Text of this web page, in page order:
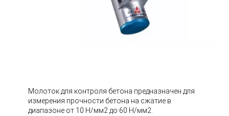
Молоток для контроля бетона предназначен для
измерения прочности бетона на сжатие в
диапазоне от 10 Н/мм2 до 60 Н/мм2.